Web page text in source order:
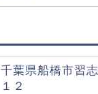
千葉県船橋市習
１２